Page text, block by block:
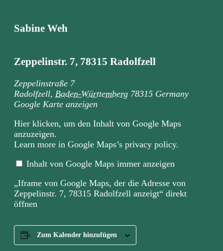
Sabine Weh
Zeppelinstr. 7, 78315 Radolfzell
Zeppelinstraße 7
Radolfzell, Baden-Württemberg 78315 Germany
Google Karte anzeigen
„Iframe
Google
Maps,
die
Adresse
Zeppelinstr.
7,
78315
Radolfzell
Google
Maps
anzeigen
Hier klicken, um den Inhalt von Google Maps
anzuzeigen.
Learn more in Google Maps’s privacy policy.
Inhalt von Google Maps immer anzeigen
„Iframe von Google Maps, der die Adresse von
Zeppelinstr. 7, 78315 Radolfzell anzeigt“ direkt
öffnen
Zum Kalender hinzufügen